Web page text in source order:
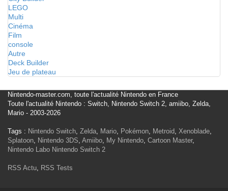
LEGO
Multi
Cinéma
Film
console
Autre
Deck Builder
Jeu de plateau
Nintendo-master.com, toute l'actualité Nintendo en France
Toute l'actualité Nintendo : Switch, Nintendo Switch 2, amiibo, Zelda,
Mario - 2003-2026
Tags : Nintendo Switch, Zelda, Mario, Pokémon, Metroid, Xenoblade,
Splatoon, Nintendo 3DS, Amiibo, My Nintendo, Cartoon Master,
Nintendo Labo Nintendo Switch 2
RSS Actu, RSS Tests